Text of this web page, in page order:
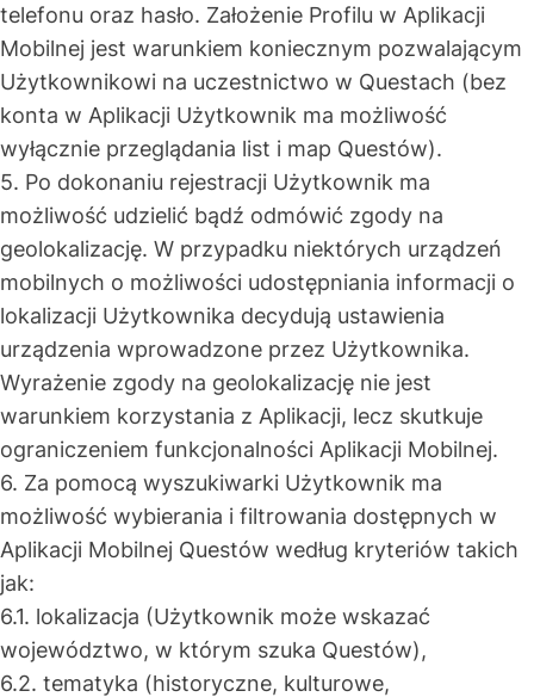
telefonu oraz hasło. Założenie Profilu w Aplikacji
Mobilnej jest warunkiem koniecznym pozwalającym
Użytkownikowi na uczestnictwo w Questach (bez
konta w Aplikacji Użytkownik ma możliwość
wyłącznie przeglądania list i map Questów).
5. Po dokonaniu rejestracji Użytkownik ma
możliwość udzielić bądź odmówić zgody na
geolokalizację. W przypadku niektórych urządzeń
mobilnych o możliwości udostępniania informacji o
lokalizacji Użytkownika decydują ustawienia
urządzenia wprowadzone przez Użytkownika.
Wyrażenie zgody na geolokalizację nie jest
warunkiem korzystania z Aplikacji, lecz skutkuje
ograniczeniem funkcjonalności Aplikacji Mobilnej.
6. Za pomocą wyszukiwarki Użytkownik ma
możliwość wybierania i filtrowania dostępnych w
Aplikacji Mobilnej Questów według kryteriów takich
jak:
6.1. lokalizacja (Użytkownik może wskazać
województwo, w którym szuka Questów),
6.2. tematyka (historyczne, kulturowe,